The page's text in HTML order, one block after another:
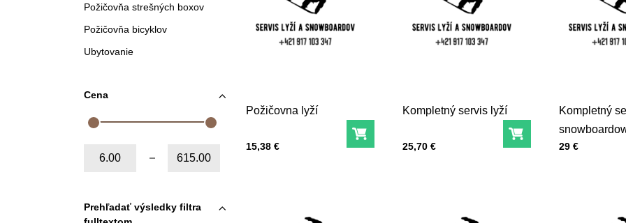
Požičovna lyží
Cena s DPH
15,38 € Do košíka
Kompletný servis lyží
Cena s DPH
25,70 € Do košíka
Kompletný
Cena s DPH
29 €
Požičovňa strešných boxov
Požičovňa bicyklov
Ubytovanie
Cena
Prehľadať výsledky filtra